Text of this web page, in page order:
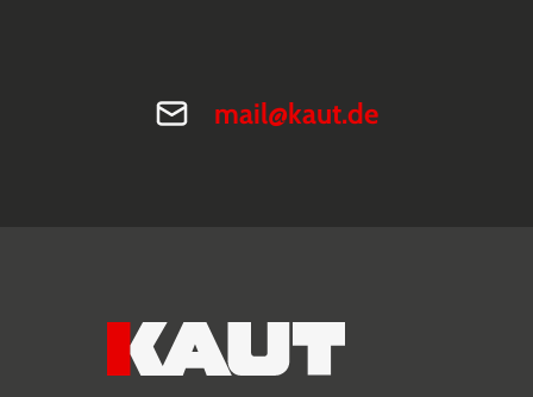
mail@kaut.de